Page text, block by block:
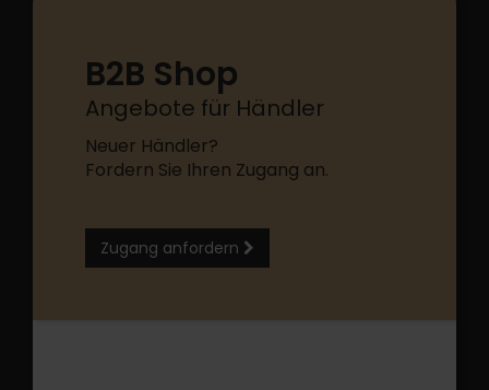
B2B Shop
Angebote für Händler
Neuer Händler?
Fordern Sie Ihren Zugang an.
Zugang anfordern